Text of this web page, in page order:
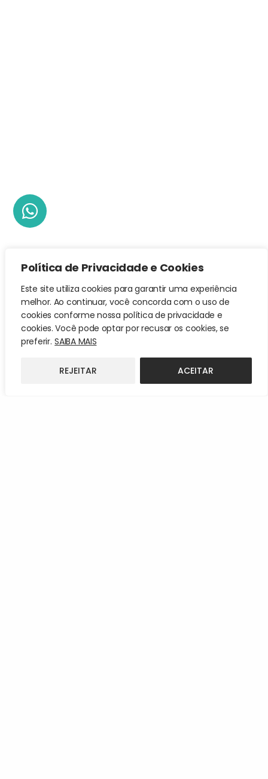
Política de Privacidade e Cookies
Este site utiliza cookies para garantir uma experiência
melhor. Ao continuar, você concorda com o uso de
cookies conforme nossa política de privacidade e
cookies. Você pode optar por recusar os cookies, se
preferir. SAIBA MAIS
REJEITAR ACEITAR